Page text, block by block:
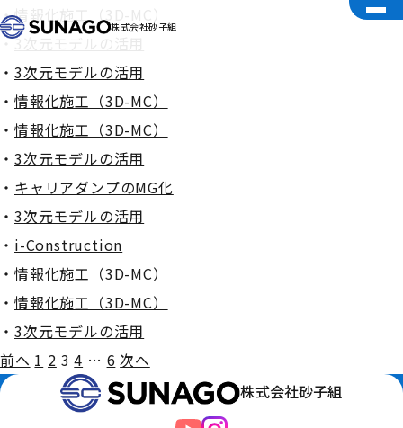
株式会社砂子組
情報化施工（3D-MC）
3次元モデルの活用
3次元モデルの活用
情報化施工（3D-MC）
情報化施工（3D-MC）
3次元モデルの活用
キャリアダンプのMG化
3次元モデルの活用
i-Construction
情報化施工（3D-MC）
情報化施工（3D-MC）
3次元モデルの活用
投
前へ 1 2 3 4 … 6 次へ
株式会社砂子組